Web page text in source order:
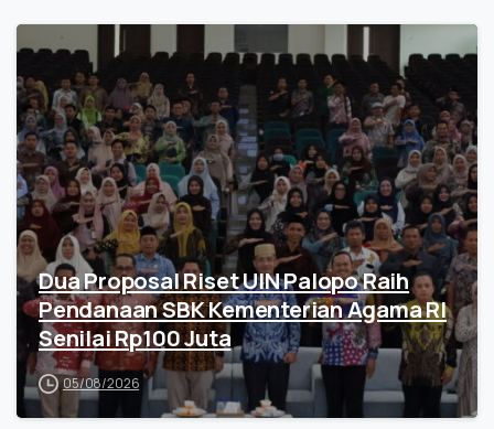
Dua Proposal Riset UIN Palopo Raih
Pendanaan SBK Kementerian Agama RI
Senilai Rp100 Juta
05/08/2026